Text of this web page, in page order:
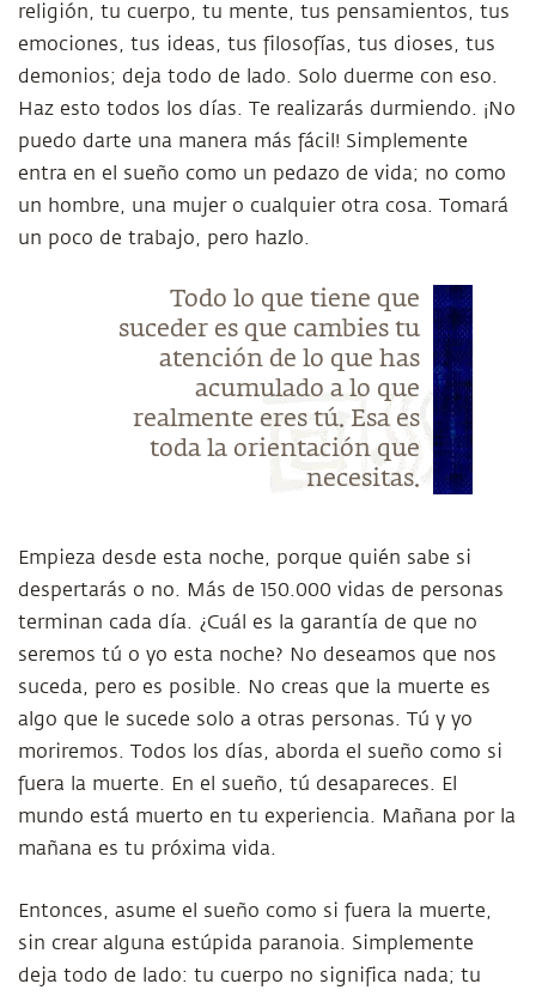
religión, tu cuerpo, tu mente, tus pensamientos, tus
emociones, tus ideas, tus filosofías, tus dioses, tus
demonios; deja todo de lado. Solo duerme con eso.
Haz esto todos los días. Te realizarás durmiendo. ¡No
puedo darte una manera más fácil! Simplemente
entra en el sueño como un pedazo de vida; no como
un hombre, una mujer o cualquier otra cosa. Tomará
un poco de trabajo, pero hazlo.
Todo lo que tiene que
suceder es que cambies tu
atención de lo que has
acumulado a lo que
realmente eres tú. Esa es
toda la orientación que
necesitas.
Empieza desde esta noche, porque quién sabe si
despertarás o no. Más de 150.000 vidas de personas
terminan cada día. ¿Cuál es la garantía de que no
seremos tú o yo esta noche? No deseamos que nos
suceda, pero es posible. No creas que la muerte es
algo que le sucede solo a otras personas. Tú y yo
moriremos. Todos los días, aborda el sueño como si
fuera la muerte. En el sueño, tú desapareces. El
mundo está muerto en tu experiencia. Mañana por la
mañana es tu próxima vida.
Entonces, asume el sueño como si fuera la muerte,
sin crear alguna estúpida paranoia. Simplemente
deja todo de lado: tu cuerpo no significa nada; tu